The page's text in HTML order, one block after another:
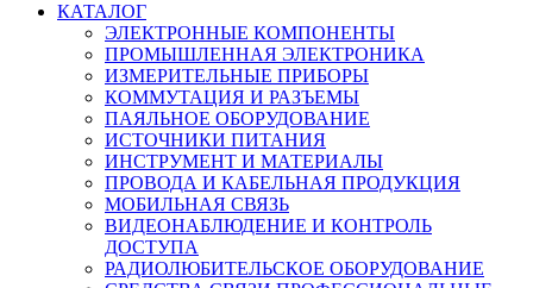
КАТАЛОГ
ЭЛЕКТРОННЫЕ КОМПОНЕНТЫ
ПРОМЫШЛЕННАЯ ЭЛЕКТРОНИКА
ИЗМЕРИТЕЛЬНЫЕ ПРИБОРЫ
КОММУТАЦИЯ И РАЗЪЕМЫ
ПАЯЛЬНОЕ ОБОРУДОВАНИЕ
ИСТОЧНИКИ ПИТАНИЯ
ИНСТРУМЕНТ И МАТЕРИАЛЫ
ПРОВОДА И КАБЕЛЬНАЯ ПРОДУКЦИЯ
МОБИЛЬНАЯ СВЯЗЬ
ВИДЕОНАБЛЮДЕНИЕ И КОНТРОЛЬ
ДОСТУПА
РАДИОЛЮБИТЕЛЬСКОЕ ОБОРУДОВАНИЕ